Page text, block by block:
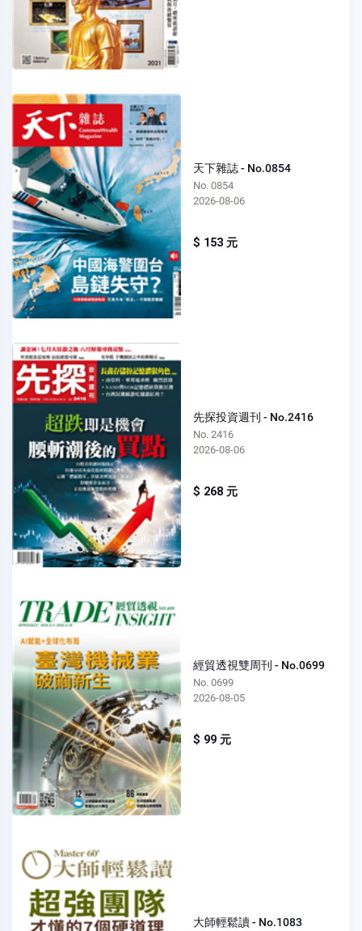
天下雜誌 - No.0854
No. 0854
2026-08-06
$ 153 元
先探投資週刊 - No.2416
No. 2416
2026-08-06
$ 268 元
經貿透視雙周刊 - No.0699
No. 0699
2026-08-05
$ 99 元
大師輕鬆讀 - No.1083